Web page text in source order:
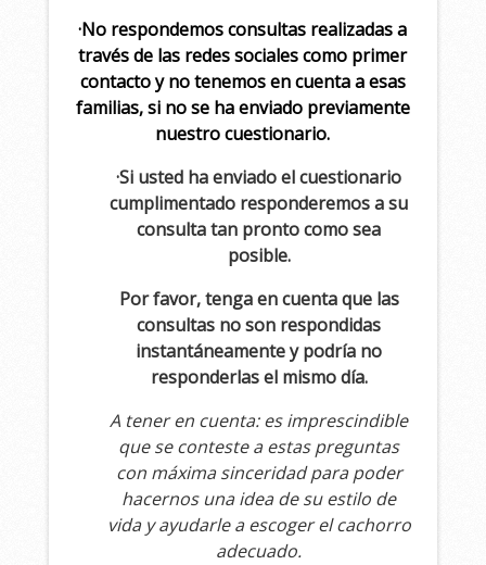
·No respondemos consultas realizadas a
través de las redes sociales como primer
contacto y no tenemos en cuenta a esas
familias, si no se ha enviado previamente
nuestro cuestionario.
·Si usted ha enviado el cuestionario
cumplimentado responderemos a su
consulta tan pronto como sea
posible.
Por favor, tenga en cuenta que las
consultas no son respondidas
instantáneamente y podría no
responderlas el mismo día.
A tener en cuenta: es imprescindible
que se conteste a estas preguntas
con máxima sinceridad para poder
hacernos una idea de su estilo de
vida y ayudarle a escoger el cachorro
adecuado.